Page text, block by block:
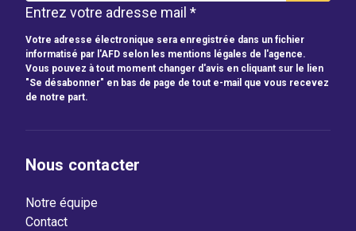
Entrez votre adresse mail *
Votre adresse électronique sera enregistrée dans un fichier
informatisé par l'AFD selon les mentions légales de l'agence.
Vous pouvez à tout moment changer d'avis en cliquant sur le lien
"Se désabonner" en bas de page de tout e-mail que vous recevez
de notre part.
Nous contacter
Notre équipe
Contact